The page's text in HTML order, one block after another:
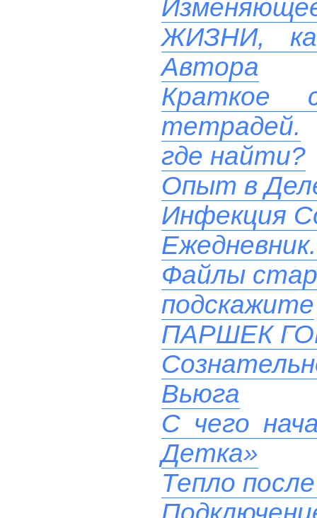
ЖИЗНИ,
Автора
Краткое
тетрадей.
где найти?
Опыт в
Инфекция
Файлы
подскажите
ПАРШЕК
Вьюга
С чего
Детка»
Тепло